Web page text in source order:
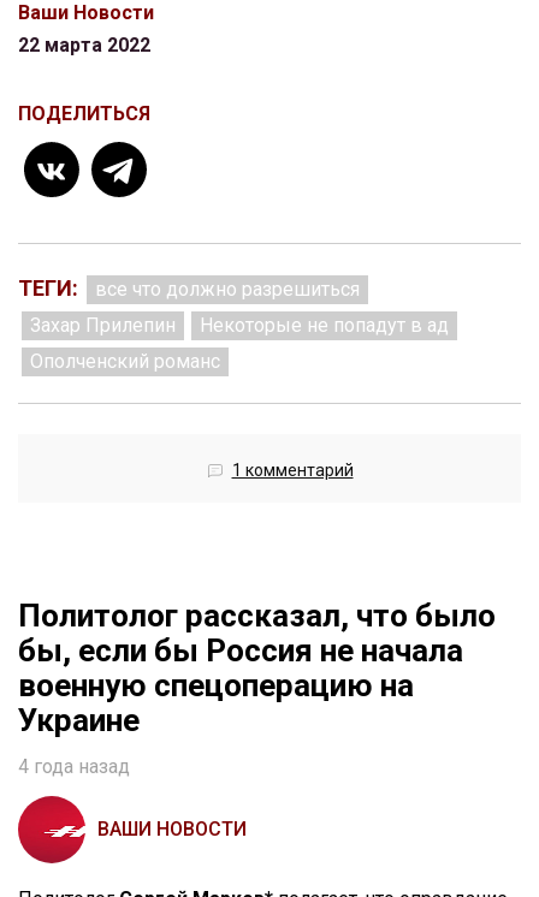
Ваши Новости
22 марта 2022
ПОДЕЛИТЬСЯ
ТЕГИ:
все что должно разрешиться
Захар Прилепин
Некоторые не попадут в ад
Ополченский романс
1 комментарий
Политолог рассказал, что было
бы, если бы Россия не начала
военную спецоперацию на
Украине
4 года назад
ВАШИ НОВОСТИ